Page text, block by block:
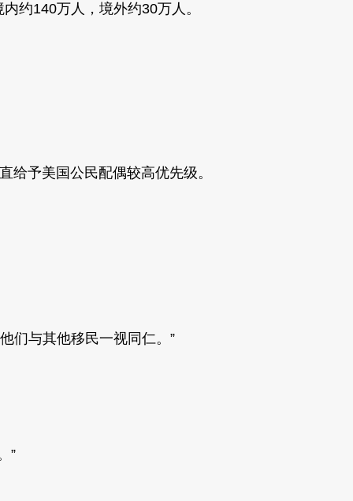
约140万人，境外约30万人。
给予美国公民配偶较高优先级。
们与其他移民一视同仁。”
”